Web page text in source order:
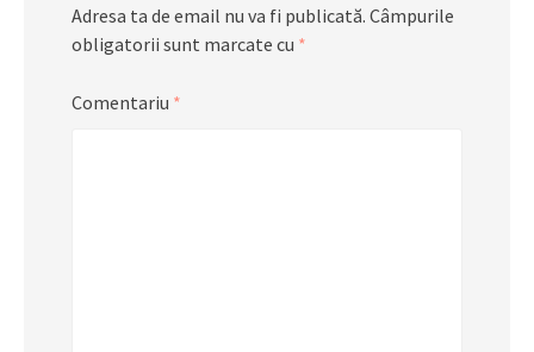
Adresa ta de email nu va fi publicată. Câmpurile
obligatorii sunt marcate cu *
Comentariu *